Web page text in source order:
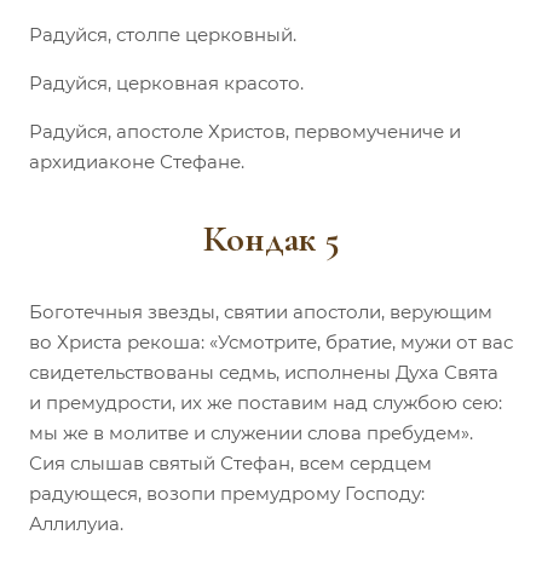
Радуйся, столпе церковный.
Радуйся, церковная красото.
Радуйся, апостоле Христов, первомучениче и
архидиаконе Стефане.
Кондак 5
Боготечныя звезды, святии апостоли, верующим
во Христа рекоша: «Усмотрите, братие, мужи от вас
свидетельствованы седмь, исполнены Духа Свята
и премудрости, их же поставим над службою сею:
мы же в молитве и служении слова пребудем».
Сия слышав святый Стефан, всем сердцем
радующеся, возопи премудрому Господу:
Аллилуиа.